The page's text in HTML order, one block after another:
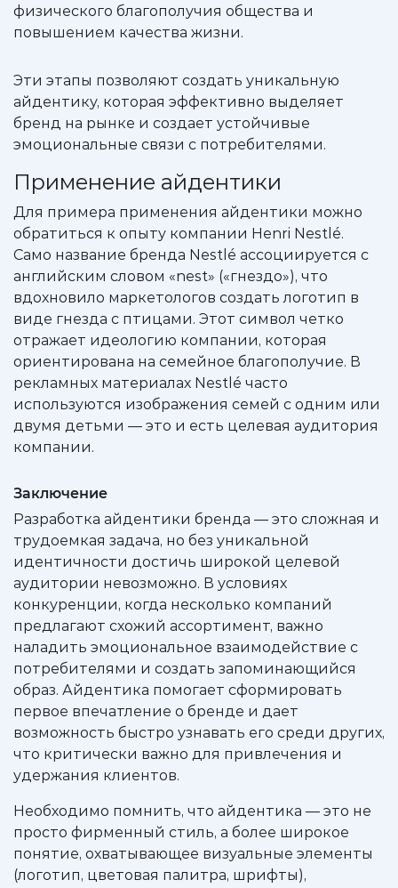
физического благополучия общества и
повышением качества жизни.
Эти этапы позволяют создать уникальную
айдентику, которая эффективно выделяет
бренд на рынке и создает устойчивые
эмоциональные связи с потребителями.
Применение айдентики
Для примера применения айдентики можно
обратиться к опыту компании Henri Nestlé.
Само название бренда Nestlé ассоциируется с
английским словом «nest» («гнездо»), что
вдохновило маркетологов создать логотип в
виде гнезда с птицами. Этот символ четко
отражает идеологию компании, которая
ориентирована на семейное благополучие. В
рекламных материалах Nestlé часто
используются изображения семей с одним или
двумя детьми — это и есть целевая аудитория
компании.
Заключение
Разработка айдентики бренда — это сложная и
трудоемкая задача, но без уникальной
идентичности достичь широкой целевой
аудитории невозможно. В условиях
конкуренции, когда несколько компаний
предлагают схожий ассортимент, важно
наладить эмоциональное взаимодействие с
потребителями и создать запоминающийся
образ. Айдентика помогает сформировать
первое впечатление о бренде и дает
возможность быстро узнавать его среди других,
что критически важно для привлечения и
удержания клиентов.
Необходимо помнить, что айдентика — это не
просто фирменный стиль, а более широкое
понятие, охватывающее визуальные элементы
(логотип, цветовая палитра, шрифты),